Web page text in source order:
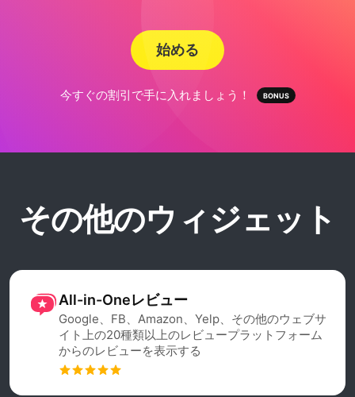
始める
今すぐの割引で手に入れましょう！
その他のウィジェット
All-in-Oneレビュー
Google、FB、Amazon、Yelp、その他のウェブサ
イト上の20種類以上のレビュープラットフォーム
からのレビューを表示する